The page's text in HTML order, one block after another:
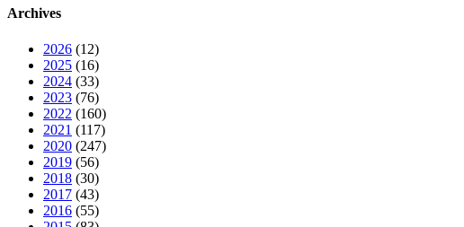
Archives
2026 (12)
2025 (16)
2024 (33)
2023 (76)
2022 (160)
2021 (117)
2020 (247)
2019 (56)
2018 (30)
2017 (43)
2016 (55)